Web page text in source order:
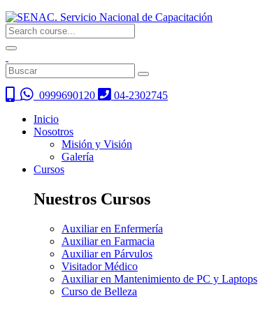
0999690120
04-2302745
Inicio
Nosotros
Misión y Visión
Galería
Cursos
Nuestros Cursos
Auxiliar en Enfermería
Auxiliar en Farmacia
Auxiliar en Párvulos
Visitador Médico
Auxiliar en Mantenimiento de PC y Laptops
Curso de Belleza